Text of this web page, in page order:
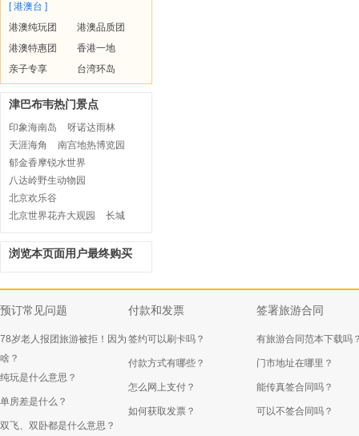
[ 港澳台 ]
港澳纯玩团
港澳品质团
港澳特惠团
香港一地
亲子专享
台湾环岛
津巴布韦热门景点
印象海南岛
呀诺达雨林
天涯海角
南宫地热博览园
郁金香摩锐水世界
八达岭野生动物园
北京欢乐谷
北京世界花卉大观园
长城
浏览本页面用户最终购买
预订常见问题
78岁老人报团旅游被拒！因为
啥？
纯玩是什么意思？
单房差是什么？
双飞、双卧都是什么意思？
付款和发票
签约可以刷卡吗？
付款方式有哪些？
怎么网上支付？
如何获取发票？
签署旅游合同
有旅游合同范本下载吗
门市地址在哪里？
能传真签合同吗？
可以不签合同吗？